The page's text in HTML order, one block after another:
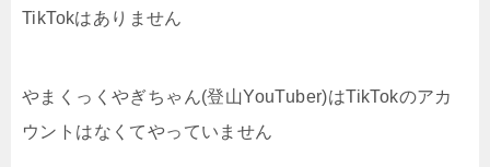
TikTokはありません
やまくっくやぎちゃん(登山YouTuber)はTikTokのアカ
ウントはなくてやっていません